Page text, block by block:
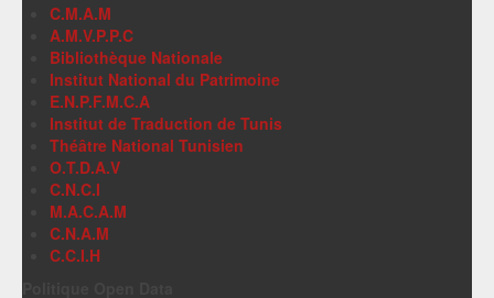
C.M.A.M
A.M.V.P.P.C
Bibliothèque Nationale
Institut National du Patrimoine
E.N.P.F.M.C.A
Institut de Traduction de Tunis
Théâtre National Tunisien
O.T.D.A.V
C.N.C.I
M.A.C.A.M
C.N.A.M
C.C.I.H